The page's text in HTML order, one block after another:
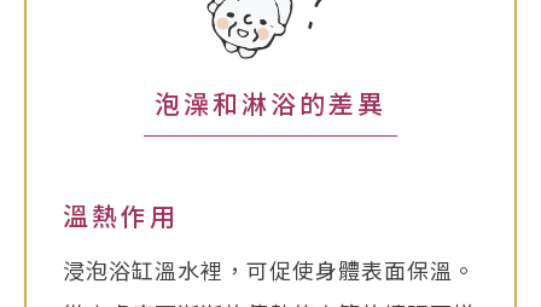
泡澡和淋浴的差異
溫熱作用
浸泡浴缸溫水裡，可促使身體表面保溫。